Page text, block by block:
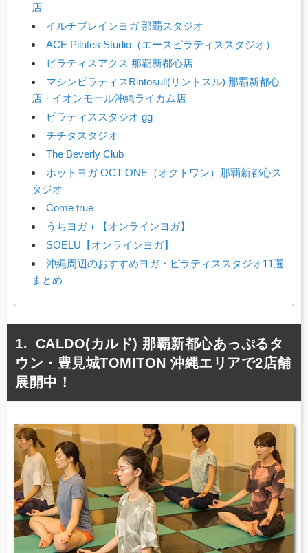
店
イルチブレインヨガ 那覇スタジオ
ACE Pilates Studio（エースピラティススタジオ）
ピラティスアクス 那覇新都心店
マシンピラティスRintosull(リントスル) 那覇新都心
店・イオンモール沖縄ライカム店
ピラティススタジオ gg
チチタスタジオ
The Beverly Club
ホットヨガ OCT ONE（オクトワン）那覇新都心ス
タジオ
Come true
うちヨガ＋【オンラインヨガ】
SOELU【オンラインヨガ】
沖縄周辺のおすすめヨガ・ピラティススタジオ11選
まとめ
CALDO(カルド) 那覇新都心あっぷるタ
ウン・豊見城TOMITON 沖縄エリアで2店舗
展開中！